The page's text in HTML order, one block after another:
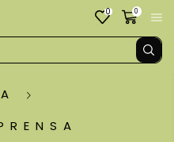
0 0